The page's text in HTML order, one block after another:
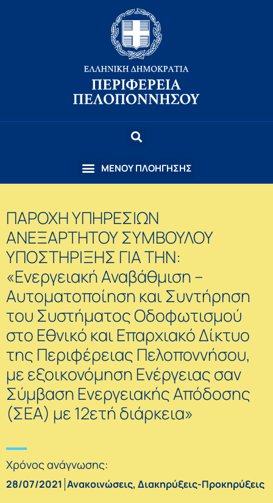
ΠΑΡΟΧΗ ΥΠΗΡΕΣΙΩΝ
ΑΝΕΞΑΡΤΗΤΟΥ ΣΥΜΒΟΥΛΟΥ
ΥΠΟΣΤΗΡΙΞΗΣ ΓΙΑ ΤΗΝ:
«Ενεργειακή Αναβάθμιση –
Αυτοματοποίηση και Συντήρηση
του Συστήματος Οδοφωτισμού
στο Εθνικό και Επαρχιακό Δίκτυο
της Περιφέρειας Πελοποννήσου,
με εξοικονόμηση Ενέργειας σαν
Σύμβαση Ενεργειακής Απόδοσης
(ΣΕΑ) με 12ετή διάρκεια»
Χρόνος ανάγνωσης:
28/07/2021 Ανακοινώσεις, Διακηρύξεις-Προκηρύξεις